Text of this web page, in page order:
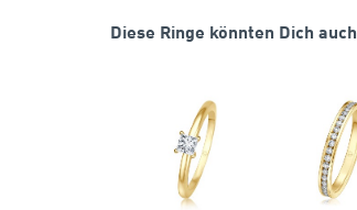
Diese Ringe könnten Dich